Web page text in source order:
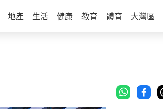
地產 生活 健康 教育 體育 大灣區